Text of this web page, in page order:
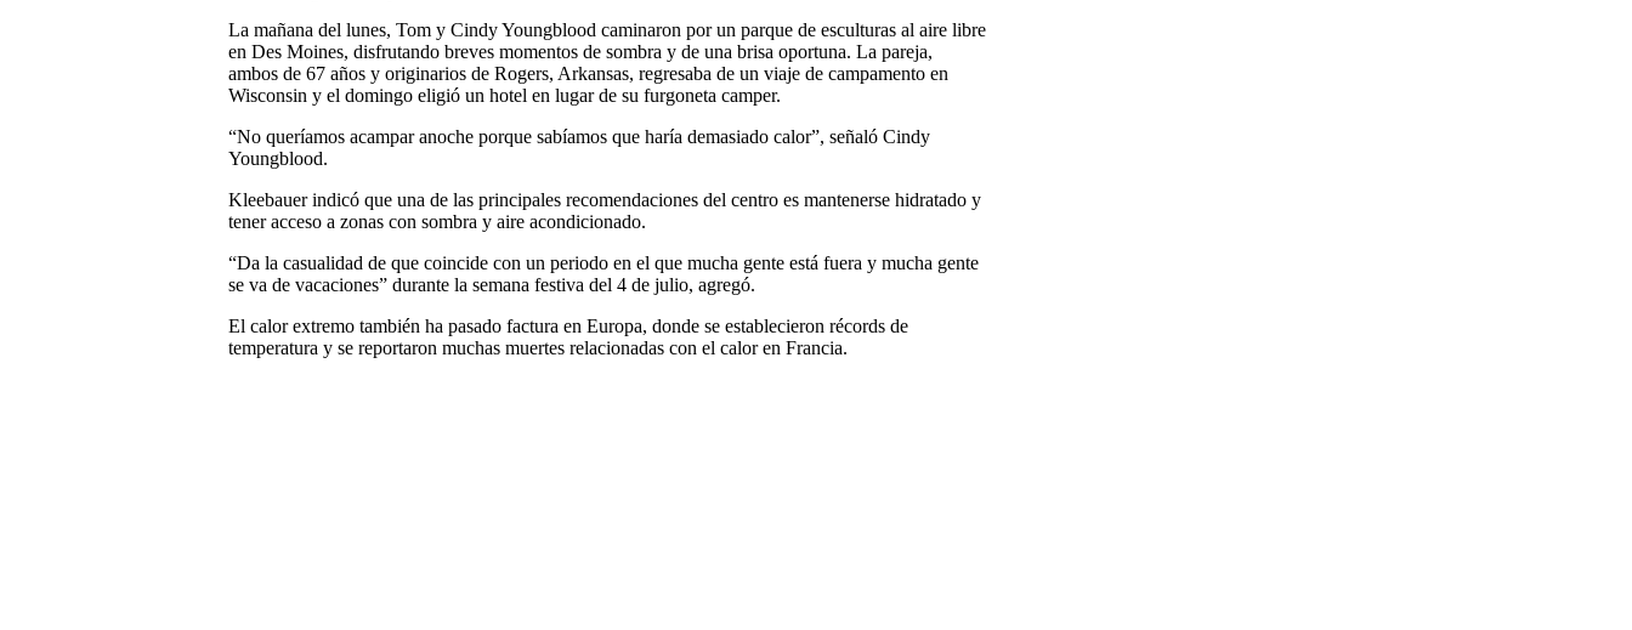
La mañana del lunes, Tom y Cindy Youngblood caminaron por un parque de esculturas al aire libre
en Des Moines, disfrutando breves momentos de sombra y de una brisa oportuna. La pareja,
ambos de 67 años y originarios de Rogers, Arkansas, regresaba de un viaje de campamento en
Wisconsin y el domingo eligió un hotel en lugar de su furgoneta camper.
“No queríamos acampar anoche porque sabíamos que haría demasiado calor”, señaló Cindy
Youngblood.
Kleebauer indicó que una de las principales recomendaciones del centro es mantenerse hidratado y
tener acceso a zonas con sombra y aire acondicionado.
“Da la casualidad de que coincide con un periodo en el que mucha gente está fuera y mucha gente
se va de vacaciones” durante la semana festiva del 4 de julio, agregó.
El calor extremo también ha pasado factura en Europa, donde se establecieron récords de
temperatura y se reportaron muchas muertes relacionadas con el calor en Francia.